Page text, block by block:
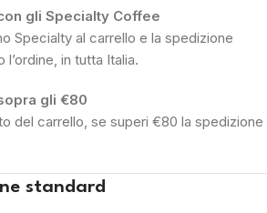
gli Specialty Coffee
Specialty al carrello e la spedizione
in tutta Italia.
gli €80
del carrello, se superi €80 la spedizione
standard